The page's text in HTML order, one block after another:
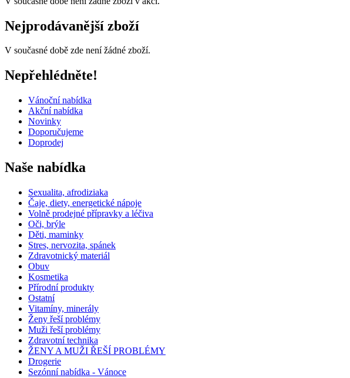
Nejprodávanější zboží
V současné době zde není žádné zboží.
Nepřehlédněte!
Vánoční nabídka
Akční nabídka
Novinky
Doporučujeme
Doprodej
Naše nabídka
Sexualita, afrodiziaka
Čaje, diety, energetické nápoje
Volně prodejné přípravky a léčiva
Oči, brýle
Děti, maminky
Stres, nervozita, spánek
Zdravotnický materiál
Obuv
Kosmetika
Přírodní produkty
Ostatní
Vitamíny, minerály
Ženy řeší problémy
Muži řeší problémy
Zdravotní technika
ŽENY A MUŽI ŘEŠÍ PROBLÉMY
Drogerie
Sezónní nabídka - Vánoce